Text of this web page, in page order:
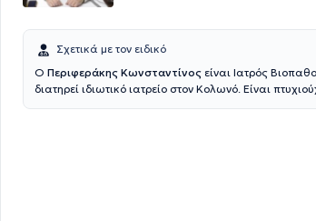
Σχετικά με τον ειδικό
Ο Περιφεράκης Κωνσταντίνος είναι Ιατρός
διατηρεί ιδιωτικό ιατρείο στον Κολωνό. Είναι